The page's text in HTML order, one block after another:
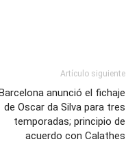
Artículo siguiente
anunció el fichaje
de Oscar da Silva para tres
temporadas; principio de
acuerdo con Calathes